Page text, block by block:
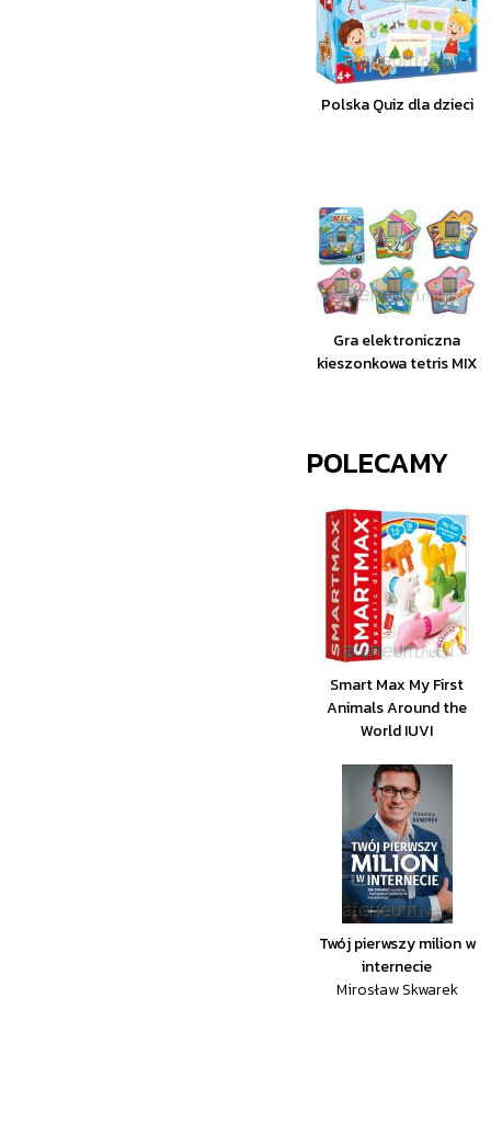
Polska Quiz dla dzieci
Gra elektroniczna
kieszonkowa tetris MIX
POLECAMY
Smart Max My First
Animals Around the
World IUVI
Twój pierwszy milion w
internecie
Mirosław Skwarek